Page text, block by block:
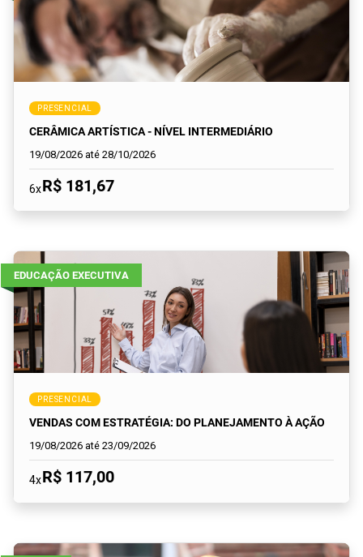
PRESENCIAL
CERÂMICA ARTÍSTICA - NÍVEL INTERMEDIÁRIO
19/08/2026 até 28/10/2026
6xR$ 181,67
EDUCAÇÃO EXECUTIVA
PRESENCIAL
VENDAS COM ESTRATÉGIA: DO PLANEJAMENTO À AÇÃO
19/08/2026 até 23/09/2026
4xR$ 117,00